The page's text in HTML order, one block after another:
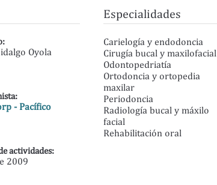
Oyola
- Pacífico
actividades:
2009
Especialidades
Carielogía y endodoncia
Cirugía bucal y maxilofacial
Odontopedriatía
Ortodoncia y ortopedia
maxilar
Periodoncia
Radiología bucal y máxilo
facial
Rehabilitación oral